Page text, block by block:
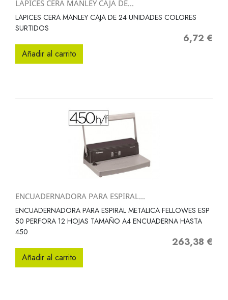
LAPICES CERA MANLEY CAJA DE...
LAPICES CERA MANLEY CAJA DE 24 UNIDADES COLORES
SURTIDOS
Precio
6,72 €
Añadir al carrito
ENCUADERNADORA PARA ESPIRAL...
ENCUADERNADORA PARA ESPIRAL METALICA FELLOWES ESP
50 PERFORA 12 HOJAS TAMAÑO A4 ENCUADERNA HASTA
450
Precio
263,38 €
Añadir al carrito